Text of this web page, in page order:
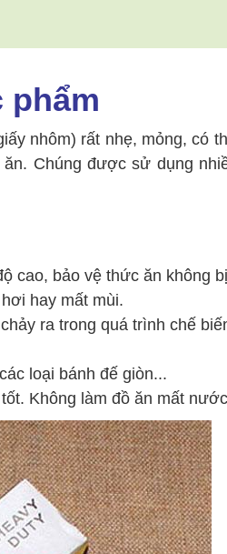
nhôm) rất nhẹ, mỏng, có
Chúng được sử dụng
cao, bảo vệ thức ăn không
hay mất mùi.
ra trong quá trình chế
loại bánh đế giòn...
Không làm đồ ăn mất